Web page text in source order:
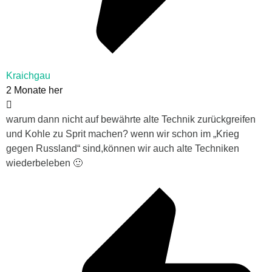
Kraichgau
2 Monate her
warum dann nicht auf bewährte alte Technik zurückgreifen
und Kohle zu Sprit machen? wenn wir schon im „Krieg
gegen Russland“ sind,können wir auch alte Techniken
wiederbeleben 🙂